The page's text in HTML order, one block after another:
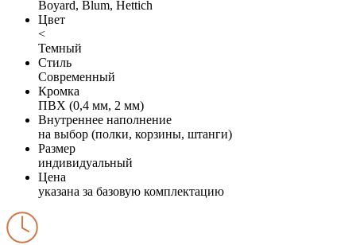
Boyard, Blum, Hettich
Цвет
<
Темный
Стиль
Современный
Кромка
ПВХ (0,4 мм, 2 мм)
Внутреннее наполнение
на выбор (полки, корзины, штанги)
Размер
индивидуальный
Цена
указана за базовую комплектацию